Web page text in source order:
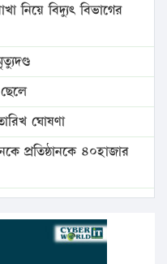
নিয়ে বিদ্যুৎ বিভাগের
ঘোষণা
প্রতিষ্ঠানকে ৪০হাজার
প্রস্তাব পিডিবির